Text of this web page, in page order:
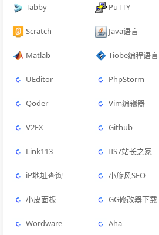
Tabby PuTTY
Scratch Java语言
Matlab Tiobe编程语言排行榜
UEditor PhpStorm
Qoder Vim编辑器
V2EX Github
Link113 IIS7站长之家
iP地址查询 小旋风SEO
小皮面板 GG修改器下载
Wordware Aha